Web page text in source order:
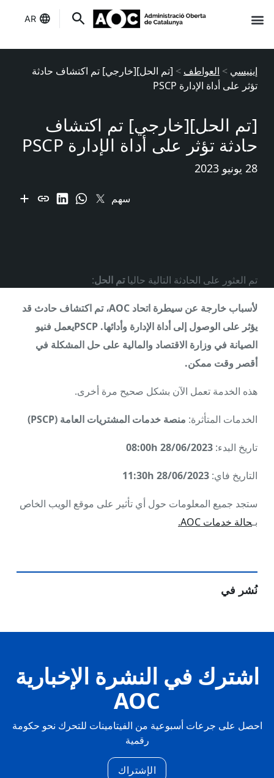
AR
إينيسي > العواطف > [تم الحل][خارجي] تم اكتشاف حادثة
تؤثر على أداة الإدارة PSCP
[تم الحل][خارجي] تم اكتشاف
حادثة تؤثر على أداة الإدارة PSCP
28 يونيو 2023
سهم
تم العثور على الحادثة التالية حالياتم الحل:
لأسباب خارجة عن سيطرة اتحاد AOC، تم اكتشاف حادث قد
يؤثر على الوصول إلى أداة الإدارة وأدائها. PSCPيعمل فنيو
الصيانة في وزارة الاقتصاد والمالية على حل المشكلة في
أقصر وقت ممكن.
هذه الخدمة تعمل الآن بشكل صحيح مرة أخرى.
الخدمات المتأثرة: منصة خدمات المشتريات العامة (PSCP)
تاريخ البدء: 28/06/2023 08:00h
التاريخ فاي: 28/06/2023 11:30h
ستجد جميع المعلومات حول أي تأثير على موقع الويب الخاص
بـحالة خدمات AOC.
نُشر في
اشترك في النشرة الإخبارية
AOC
احصل على جرعات أسبوعية من الفيتامينات للتحرك نحو حكومة
رقمية
الإشتراك